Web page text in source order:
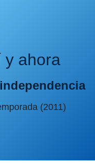
y ahora
(2011)